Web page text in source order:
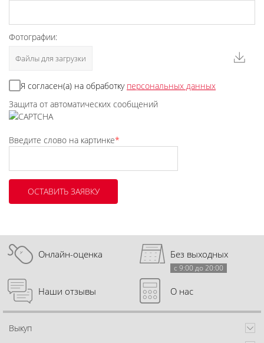
Фотографии:
Файлы для загрузки
Я согласен(а) на обработку персональных данных
Защита от автоматических сообщений
Введите слово на картинке*
Онлайн-оценка Без выходных
с 9:00 до 20:00
Наши отзывы О нас
Выкуп